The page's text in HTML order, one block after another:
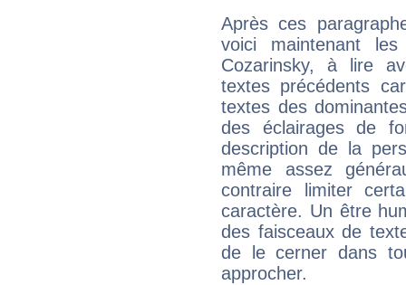
Après ces
voici maintenant
Cozarinsky, à lire
textes précédents
textes des
des éclairages de
description de la
même assez
contraire limiter
caractère. Un être
des faisceaux de
de le cerner dans
approcher.